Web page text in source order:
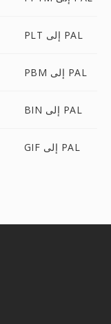
PLT إلى PAL
PBM إلى PAL
BIN إلى PAL
GIF إلى PAL